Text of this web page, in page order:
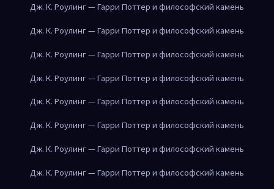
Дж. К. Роулинг — Гарри Поттер и философский камень
Дж. К. Роулинг — Гарри Поттер и философский камень
Дж. К. Роулинг — Гарри Поттер и философский камень
Дж. К. Роулинг — Гарри Поттер и философский камень
Дж. К. Роулинг — Гарри Поттер и философский камень
Дж. К. Роулинг — Гарри Поттер и философский камень
Дж. К. Роулинг — Гарри Поттер и философский камень
Дж. К. Роулинг — Гарри Поттер и философский камень